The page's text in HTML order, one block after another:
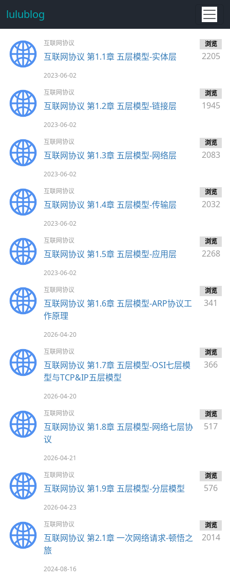
lulublog
互联网协议
互联网协议 第1.1章 五层模型-实体层
2023-06-02
浏览
2205
互联网协议
互联网协议 第1.2章 五层模型-链接层
2023-06-02
浏览
1945
互联网协议
互联网协议 第1.3章 五层模型-网络层
2023-06-02
浏览
2083
互联网协议
互联网协议 第1.4章 五层模型-传输层
2023-06-02
浏览
2032
互联网协议
互联网协议 第1.5章 五层模型-应用层
2023-06-02
浏览
2268
互联网协议
互联网协议 第1.6章 五层模型-ARP协议工
作原理
2026-04-20
浏览
341
互联网协议
互联网协议 第1.7章 五层模型-OSI七层模
型与TCP&IP五层模型
2026-04-20
浏览
366
互联网协议
互联网协议 第1.8章 五层模型-网络七层协
议
2026-04-21
浏览
517
互联网协议
互联网协议 第1.9章 五层模型-分层模型
2026-04-23
浏览
576
互联网协议
互联网协议 第2.1章 一次网络请求-顿悟之
旅
2024-08-16
浏览
2014